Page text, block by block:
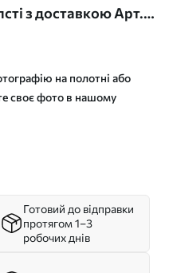
з доставкою Арт.
на полотні або
своє фото в нашому
Готовий до відправки
протягом 1–3
робочих днів